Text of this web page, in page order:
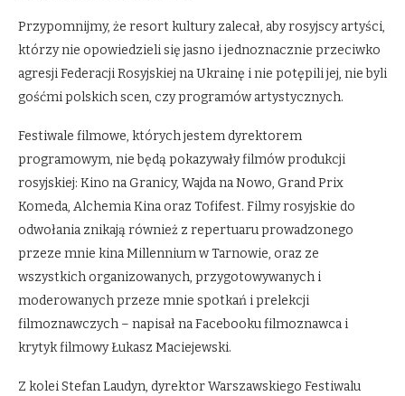
Przypomnijmy, że resort kultury zalecał, aby rosyjscy artyści,
którzy nie opowiedzieli się jasno i jednoznacznie przeciwko
agresji Federacji Rosyjskiej na Ukrainę i nie potępili jej, nie byli
gośćmi polskich scen, czy programów artystycznych.
Festiwale filmowe, których jestem dyrektorem
programowym, nie będą pokazywały filmów produkcji
rosyjskiej: Kino na Granicy, Wajda na Nowo, Grand Prix
Komeda, Alchemia Kina oraz Tofifest. Filmy rosyjskie do
odwołania znikają również z repertuaru prowadzonego
przeze mnie kina Millennium w Tarnowie, oraz ze
wszystkich organizowanych, przygotowywanych i
moderowanych przeze mnie spotkań i prelekcji
filmoznawczych – napisał na Facebooku filmoznawca i
krytyk filmowy Łukasz Maciejewski.
Z kolei Stefan Laudyn, dyrektor Warszawskiego Festiwalu